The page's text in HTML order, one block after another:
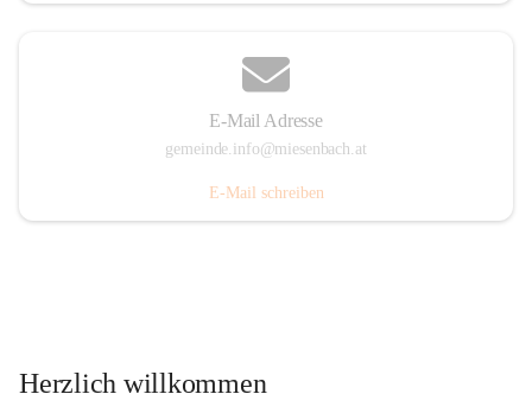
E-Mail Adresse
gemeinde.info@miesenbach.at
E-Mail schreiben
Herzlich willkommen